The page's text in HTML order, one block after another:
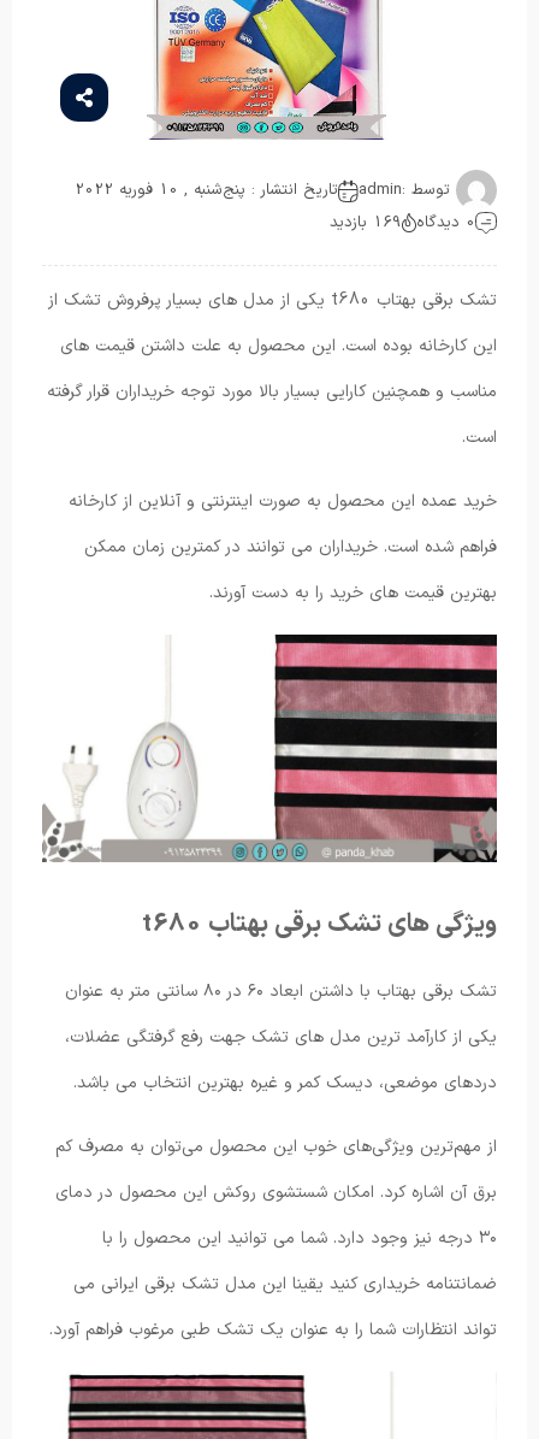
توسط :admin
تاریخ انتشار : پنج‌شنبه , 10 فوریه 2022
0 دیدگاه
169 بازدید
تشک برقی بهتاب t680 یکی از مدل های بسیار پرفروش تشک از
این کارخانه بوده است. این محصول به علت داشتن قیمت های
مناسب و همچنین کارایی بسیار بالا مورد توجه خریداران قرار گرفته
است.
خرید عمده این محصول به صورت اینترنتی و آنلاین از کارخانه
فراهم شده است. خریداران می توانند در کمترین زمان ممکن
بهترین قیمت های خرید را به دست آورند.
ویژگی های تشک برقی بهتاب t680
تشک برقی بهتاب با داشتن ابعاد ۶۰ در ۸۰ سانتی متر به عنوان
یکی از کارآمد ترین مدل های تشک جهت رفع گرفتگی عضلات،
دردهای موضعی، دیسک کمر و غیره بهترین انتخاب می باشد.
از مهم‌ترین ویژگی‌های خوب این محصول می‌توان به مصرف کم
برق آن اشاره کرد. امکان شستشوی روکش این محصول در دمای
۳۰ درجه نیز وجود دارد. شما می توانید این محصول را با
ضمانتنامه خریداری کنید یقینا این مدل تشک برقی ایرانی می
تواند انتظارات شما را به عنوان یک تشک طبی مرغوب فراهم آورد.